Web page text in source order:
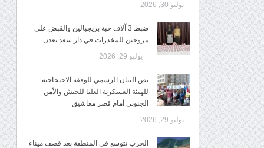
يوليو 30, 2026
ضبط 3 آلاف حبة بريجبالين والقبض على
مروجين للمخدرات في دار سعد بعدن
يوليو 29, 2026
نص البيان الرسمي للوقفة الاحتجاجية
للهيئة العسكرية العليا للجيش والأمن
الجنوبي أمام قصر معاشيق
يوليو 29, 2026
الحرب تتوسع في المنطقة بعد قصف ميناء